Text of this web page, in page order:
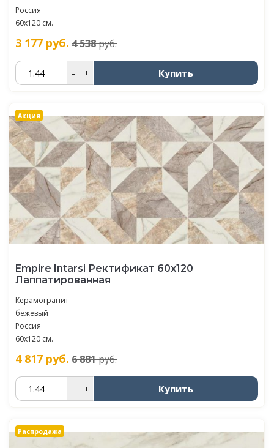
Россия
60x120 см.
3 177 руб. 4 538руб.
– + Купить
Акция
Empire Intarsi Ректификат 60x120
Лаппатированная
Керамогранит
бежевый
Россия
60x120 см.
4 817 руб. 6 881руб.
– + Купить
Распродажа